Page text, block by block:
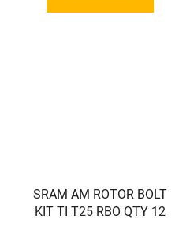
SRAM AM ROTOR BOLT
KIT TI T25 RBO QTY 12